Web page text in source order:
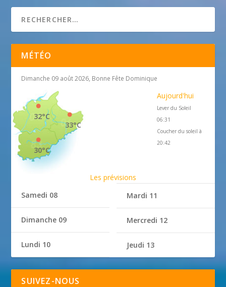
MÉTÉO
Dimanche 09 août 2026, Bonne Fête Dominique
33°C
32°C
30°C
Aujourd'hui
Lever du Soleil
06:31
Coucher du soleil à
20:42
Les prévisions
Samedi 08
Dimanche 09
Lundi 10
Mardi 11
Mercredi 12
Jeudi 13
SUIVEZ-NOUS